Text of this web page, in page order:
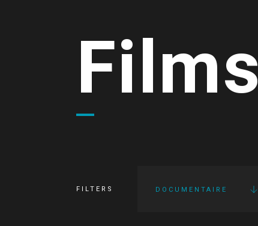
Films
FILTERS DOCUMENTAIRE